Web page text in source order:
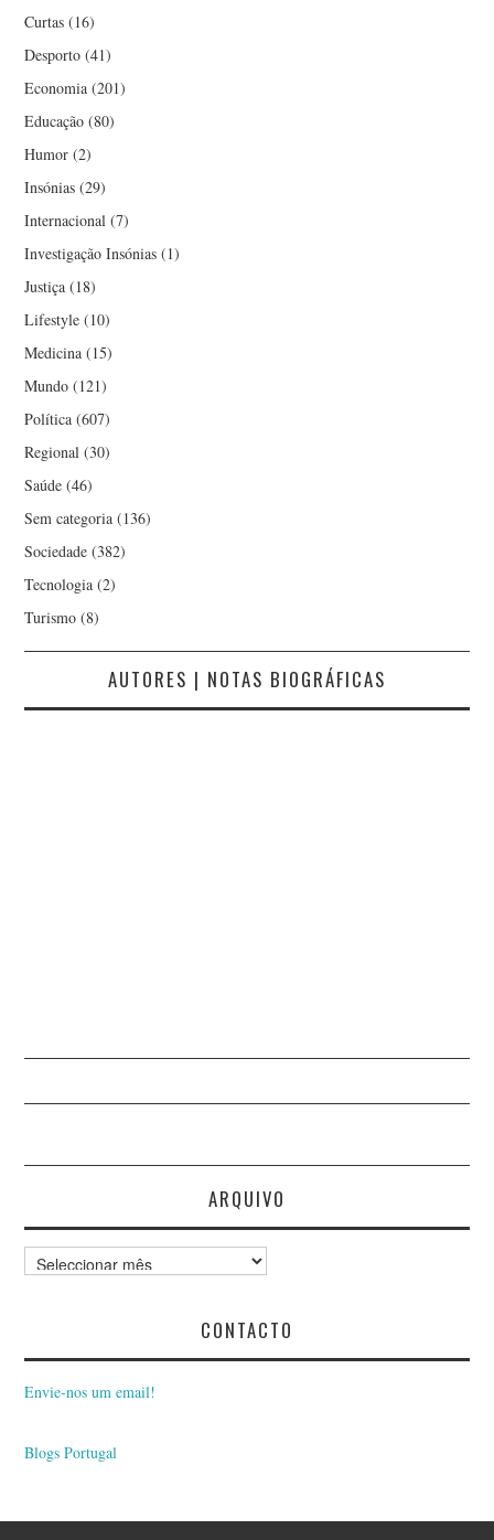
MARCO VERÍSSIMO
MARGARIDA MANO
MARIA CRUZ
MARIELLA AUGUSTA
MÁRIO NUNO NEVES
MARTHA MENDES
MAYKE
MONICA SABROSA
NARCISO MIRANDA
NORBERTO PIRES
NORBERTO VALÉRIO
NUNO GAROUPA
PEDRO MOURIÑO
PEDRO SALVADOR
Curtas (16)
Desporto (41)
Economia (201)
Educação (80)
Humor (2)
Insónias (29)
Internacional (7)
Investigação Insónias (1)
Justiça (18)
Lifestyle (10)
Medicina (15)
Mundo (121)
Política (607)
Regional (30)
Saúde (46)
Sem categoria (136)
Sociedade (382)
Tecnologia (2)
Turismo (8)
AUTORES | NOTAS BIOGRÁFICAS
ARQUIVO
Arquivo
CONTACTO
Envie-nos um email!
Blogs Portugal